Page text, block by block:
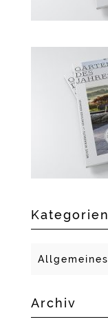
Kategorien
Allgemeines
Archiv